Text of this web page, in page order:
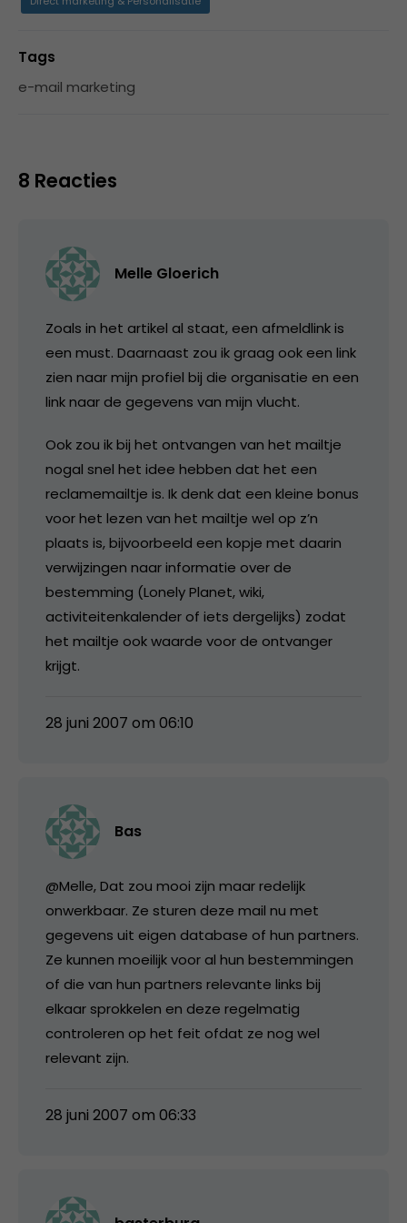
Tags
e-mail marketing
8 Reacties
Melle Gloerich
Zoals in het artikel al staat, een afmeldlink is
een must. Daarnaast zou ik graag ook een link
zien naar mijn profiel bij die organisatie en een
link naar de gegevens van mijn vlucht.
Ook zou ik bij het ontvangen van het mailtje
nogal snel het idee hebben dat het een
reclamemailtje is. Ik denk dat een kleine bonus
voor het lezen van het mailtje wel op z’n
plaats is, bijvoorbeeld een kopje met daarin
verwijzingen naar informatie over de
bestemming (Lonely Planet, wiki,
activiteitenkalender of iets dergelijks) zodat
het mailtje ook waarde voor de ontvanger
krijgt.
28 juni 2007 om 06:10
Bas
@Melle, Dat zou mooi zijn maar redelijk
onwerkbaar. Ze sturen deze mail nu met
gegevens uit eigen database of hun partners.
Ze kunnen moeilijk voor al hun bestemmingen
of die van hun partners relevante links bij
elkaar sprokkelen en deze regelmatig
controleren op het feit ofdat ze nog wel
relevant zijn.
28 juni 2007 om 06:33